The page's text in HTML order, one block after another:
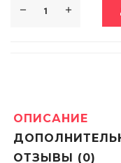
ОПИСАНИЕ
ОТЗЫВЫ (0)